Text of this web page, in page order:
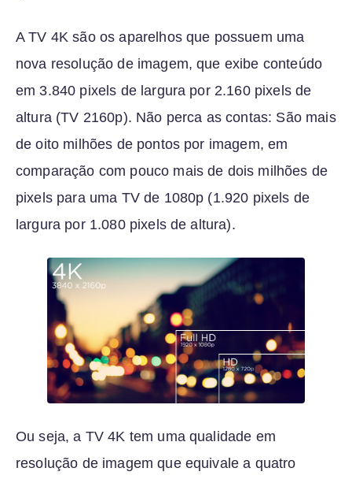
A TV 4K são os aparelhos que possuem uma
nova resolução de imagem, que exibe conteúdo
em 3.840 pixels de largura por 2.160 pixels de
altura (TV 2160p). Não perca as contas: São mais
de oito milhões de pontos por imagem, em
comparação com pouco mais de dois milhões de
pixels para uma TV de 1080p (1.920 pixels de
largura por 1.080 pixels de altura).
Ou seja, a TV 4K tem uma qualidade em
resolução de imagem que equivale a quatro